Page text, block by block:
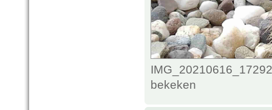
bekeken